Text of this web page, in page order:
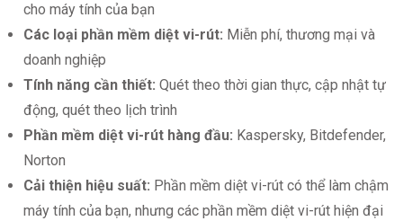
cho máy tính của bạn
Các loại phần mềm diệt vi-rút: Miễn phí, thương mại và
doanh nghiệp
Tính năng cần thiết: Quét theo thời gian thực, cập nhật tự
động, quét theo lịch trình
Phần mềm diệt vi-rút hàng đầu: Kaspersky, Bitdefender,
Norton
Cải thiện hiệu suất: Phần mềm diệt vi-rút có thể làm chậm
máy tính của bạn, nhưng các phần mềm diệt vi-rút hiện đại